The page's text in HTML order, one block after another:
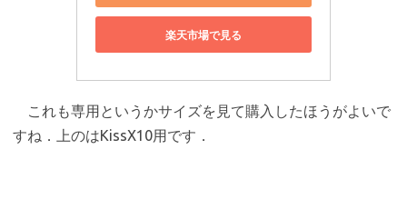
楽天市場で見る
これも専用というかサイズを見て購入したほうがよいで
すね．上のはKissX10用です．